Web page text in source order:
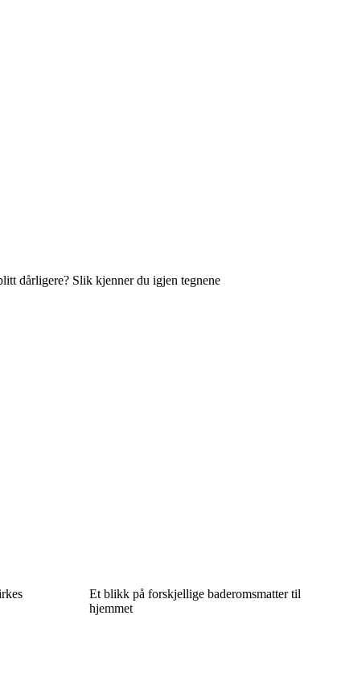
dårligere? Slik kjenner du igjen tegnene
Et blikk på forskjellige baderomsmatter til
hjemmet